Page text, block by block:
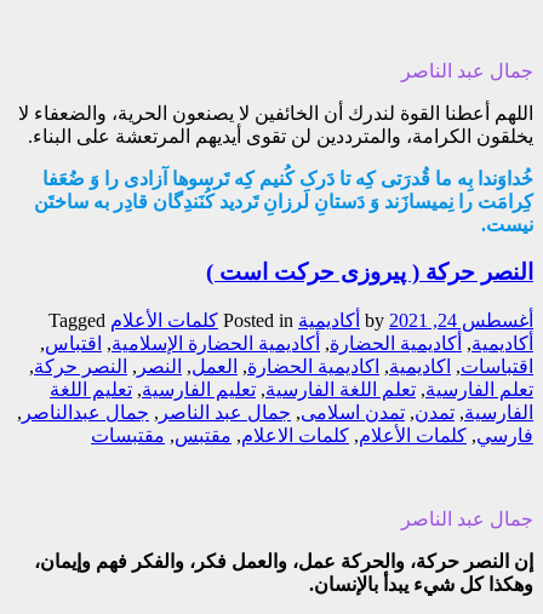
جمال عبد الناصر
اللهم أعطنا القوة لندرك أن الخائفين لا يصنعون الحرية، والضعفاء لا
يخلقون الكرامة، والمترددين لن تقوى أيديهم المرتعشة على البناء.
خُداوَندا بِه ما قُدرَتی کِه تا دَرک کُنیم کِه تَرسوها آزادی را وَ ضُعَفا
کِرامَت را نِمیسازَند وَ دَستانِ لَرزانِ تَردید کُنَندِگان قادِر به ساختَن
نیست.
النصر حركة ( پیروزی حرکت است )
أغسطس 24, 2021 أکادیمیة Posted in کلمات الأعلام Tagged
أكاديمية, أكاديمية الحضارة, أكاديمية الحضارة الإسلامية, اقتباس,
اقتباسات, اكاديمية, اكاديمية الحضارة, العمل, النصر , النصر حركة,
تعلم الفارسية, تعلم اللغة الفارسية, تعليم الفارسية, تعليم اللغة
الفارسية, تمدن, تمدن اسلامی, جمال عبد الناصر , جمال عبدالناصر ,
فارسي, كلمات الأعلام, كلمات الاعلام, مقتبس, مقتبسات
جمال عبد الناصر
إن النصر حركة، والحركة عمل، والعمل فكر، والفكر فهم وإيمان،
وهكذا كل شيء يبدأ بالإنسان.